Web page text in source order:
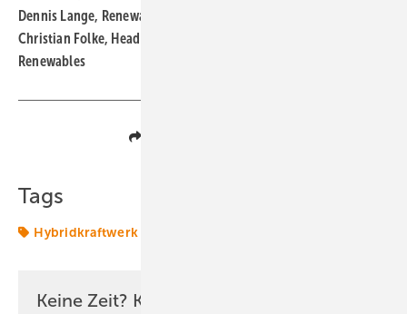
Dennis Lange, Renewables Innovator Technology & Innovation,
Christian Folke, Head of Technology & Innovation Uniper
Renewables
Tags
Hybridkraftwerk
Keine Zeit? Kein Problem mit dem ERE